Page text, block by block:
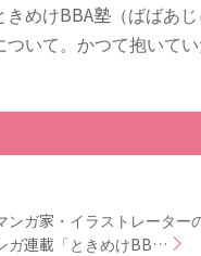
めけBBA塾（ばばあ
いて。かつて抱いて
ンガ家・イラストレータ
ガ連載「ときめけBB…